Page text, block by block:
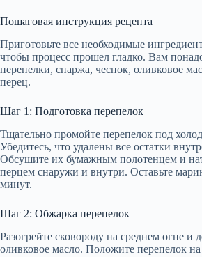
Пошаговая инструкция рецепта
Приготовьте все необходимые
чтобы процесс прошел гладко. Вам
перепелки, спаржа, чеснок, оливковое
перец.
Шаг 1: Подготовка перепелок
Тщательно промойте перепелок под
Убедитесь, что удалены все остатки
Обсушите их бумажным полотенцем и
перцем снаружи и внутри. Оставьте
минут.
Шаг 2: Обжарка перепелок
Разогрейте сковороду на среднем огне и
оливковое масло. Положите перепелок